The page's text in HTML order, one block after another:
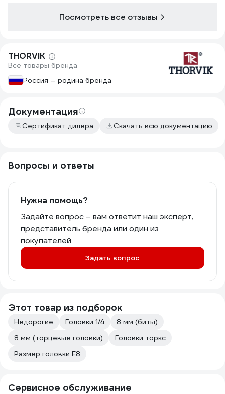
Посмотреть все отзывы
THORVIK
Все товары бренда
Россия — родина бренда
Документация
Сертификат дилера Скачать всю документацию
Вопросы и ответы
Нужна помощь?
Задайте вопрос – вам ответит наш эксперт,
представитель бренда или один из
покупателей
Задать вопрос
Этот товар из подборок
Недорогие Головки 1/4
8 мм (биты)
8 мм (торцевые головки)
Головки торкс
Размер головки E8
Сервисное обслуживание